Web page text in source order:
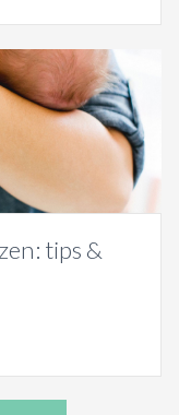
tips &